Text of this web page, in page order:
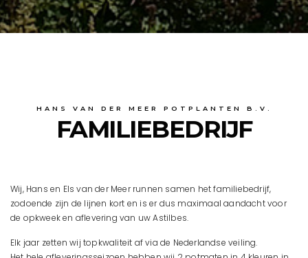
HANS VAN DER MEER POTPLANTEN B.V.
FAMILIEBEDRIJF
Wij, Hans en Els van der Meer runnen samen het familiebedrijf,
zodoende zijn de lijnen kort en is er dus maximaal aandacht voor
de opkweek en aflevering van uw Astilbes.
Elk jaar zetten wij topkwaliteit af via de Nederlandse veiling.